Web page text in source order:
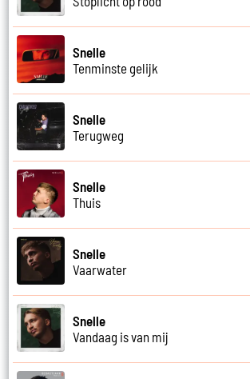
Snelle
Tenminste gelijk
Snelle
Terugweg
Snelle
Thuis
Snelle
Vaarwater
Snelle
Vandaag is van mij